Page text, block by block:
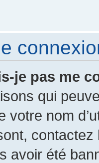
je pas me
qui
votre nom
avoir été